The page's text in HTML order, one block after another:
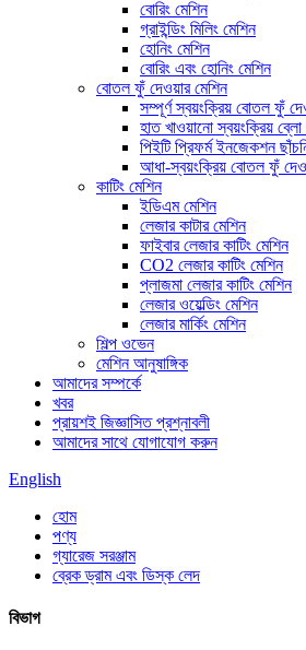
বোরিং মেশিন
গ্রাইন্ডিং মিলিং মেশিন
হোনিং মেশিন
বোরিং এবং হোনিং মেশিন
বোতল ফুঁ দেওয়ার মেশিন
সম্পূর্ণ স্বয়ংক্রিয় বোতল ফুঁ
হাত খাওয়ানো স্বয়ংক্রিয় ব্লো
পিইটি প্রিফর্ম ইনজেকশন
আধা-স্বয়ংক্রিয় বোতল ফুঁ
কাটিং মেশিন
ইডিএম মেশিন
লেজার কাটার মেশিন
ফাইবার লেজার কাটিং মেশিন
CO2 লেজার কাটিং মেশিন
প্লাজমা লেজার কাটিং মেশিন
লেজার ওয়েল্ডিং মেশিন
লেজার মার্কিং মেশিন
শিল্প ওভেন
মেশিন আনুষাঙ্গিক
আমাদের সম্পর্কে
খবর
প্রায়শই জিজ্ঞাসিত প্রশ্নাবলী
আমাদের সাথে যোগাযোগ করুন
English
হোম
পণ্য
গ্যারেজ সরঞ্জাম
ব্রেক ড্রাম এবং ডিস্ক লেদ
বিভাগ